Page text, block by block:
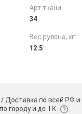
Арт ткани:
34
Вес рулона, кг:
12.5
Доставка по всей РФ и
городу и до ТК